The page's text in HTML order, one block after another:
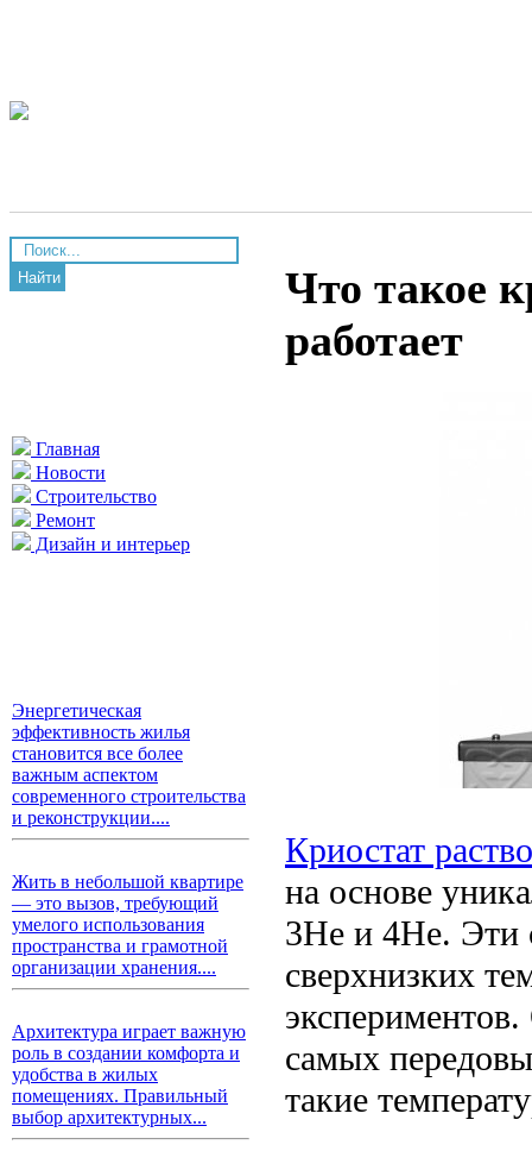
Найти
Главная
Новости
Строительство
Ремонт
Дизайн и интерьер
Энергетическая
эффективность жилья
становится все более
важным аспектом
современного строительства
и реконструкции....
Жить в небольшой квартире
— это вызов, требующий
умелого использования
пространства и грамотной
организации хранения....
Архитектура играет важную
роль в создании комфорта и
удобства в жилых
помещениях. Правильный
выбор архитектурных...
Что такое
работает
Криостат
на основе
3He и 4He. Эти
сверхнизких
самых
такие